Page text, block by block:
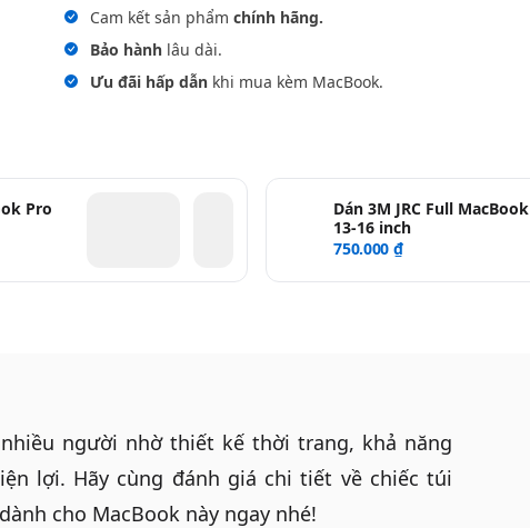
Cam kết sản phẩm chính hãng.
Bảo hành lâu dài.
Ưu đãi hấp dẫn khi mua kèm MacBook.
Pro
Dán 3M JRC Full MacBook
13-16 inch
750.000 ₫
người nhờ thiết kế thời trang, khả năng
lợi. Hãy cùng đánh giá chi tiết về chiếc túi
cho MacBook này ngay nhé!